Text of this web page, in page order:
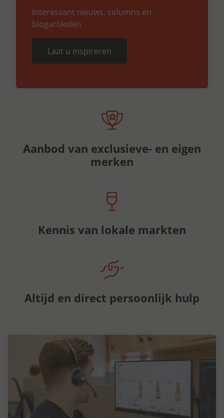
Interessant nieuws, columns en
blogartikelen
Laat u inspireren
Aanbod van exclusieve- en eigen
merken
Kennis van lokale markten
Altijd en direct persoonlijk hulp